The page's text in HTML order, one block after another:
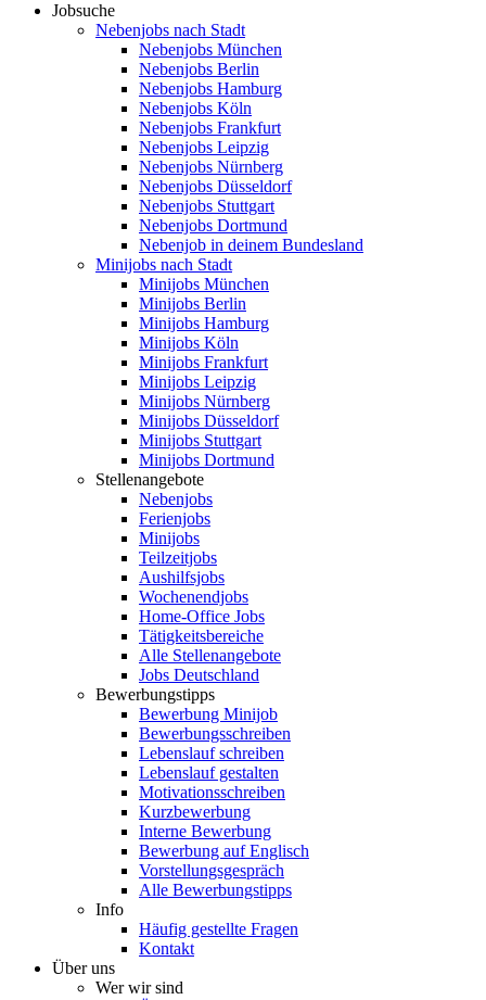
Jobsuche
Nebenjobs nach Stadt
Nebenjobs München
Nebenjobs Berlin
Nebenjobs Hamburg
Nebenjobs Köln
Nebenjobs Frankfurt
Nebenjobs Leipzig
Nebenjobs Nürnberg
Nebenjobs Düsseldorf
Nebenjobs Stuttgart
Nebenjobs Dortmund
Nebenjob in deinem Bundesland
Minijobs nach Stadt
Minijobs München
Minijobs Berlin
Minijobs Hamburg
Minijobs Köln
Minijobs Frankfurt
Minijobs Leipzig
Minijobs Nürnberg
Minijobs Düsseldorf
Minijobs Stuttgart
Minijobs Dortmund
Stellenangebote
Nebenjobs
Ferienjobs
Minijobs
Teilzeitjobs
Aushilfsjobs
Wochenendjobs
Home-Office Jobs
Tätigkeitsbereiche
Alle Stellenangebote
Jobs Deutschland
Bewerbungstipps
Bewerbung Minijob
Bewerbungsschreiben
Lebenslauf schreiben
Lebenslauf gestalten
Motivationsschreiben
Kurzbewerbung
Interne Bewerbung
Bewerbung auf Englisch
Vorstellungsgespräch
Alle Bewerbungstipps
Info
Häufig gestellte Fragen
Kontakt
Über uns
Wer wir sind